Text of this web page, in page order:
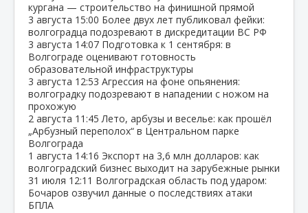
кургана — строительство на финишной прямой
3 августа 15:00 Более двух лет публиковал фейки:
волгоградца подозревают в дискредитации ВС РФ
3 августа 14:07 Подготовка к 1 сентября: в
Волгограде оценивают готовность
образовательной инфраструктуры
3 августа 12:53 Агрессия на фоне опьянения:
волгоградку подозревают в нападении с ножом на
прохожую
2 августа 11:45 Лето, арбузы и веселье: как прошёл
„Арбузный переполох“ в Центральном парке
Волгограда
1 августа 14:16 Экспорт на 3,6 млн долларов: как
волгоградский бизнес выходит на зарубежные рынки
31 июля 12:11 Волгоградская область под ударом:
Бочаров озвучил данные о последствиях атаки
БПЛА